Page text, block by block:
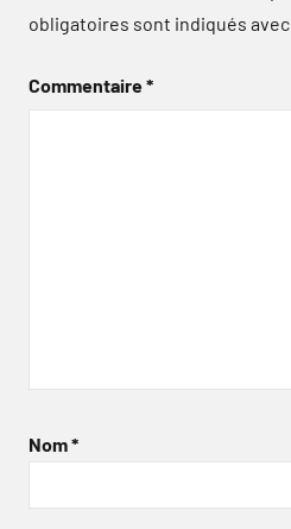
obligatoires sont indiqués avec
Commentaire*
Nom*